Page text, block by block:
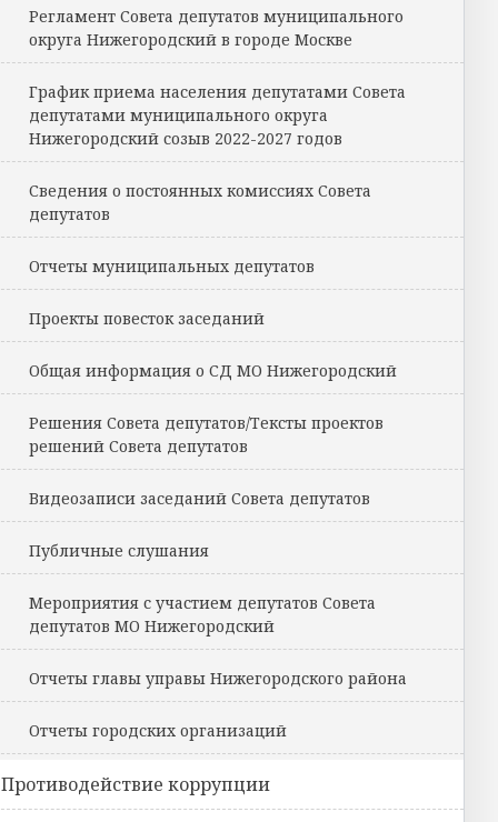
Регламент Совета депутатов муниципального
округа Нижегородский в городе Москве
График приема населения депутатами Совета
депутатами муниципального округа
Нижегородский созыв 2022-2027 годов
Сведения о постоянных комиссиях Совета
депутатов
Отчеты муниципальных депутатов
Проекты повесток заседаний
Общая информация о СД МО Нижегородский
Решения Совета депутатов/Тексты проектов
решений Совета депутатов
Видеозаписи заседаний Совета депутатов
Публичные слушания
Мероприятия с участием депутатов Совета
депутатов МО Нижегородский
Отчеты главы управы Нижегородского района
Отчеты городских организаций
Противодействие коррупции